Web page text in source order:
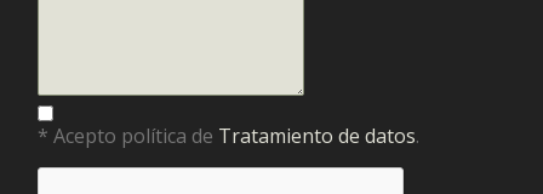
* Acepto política de Tratamiento de datos.